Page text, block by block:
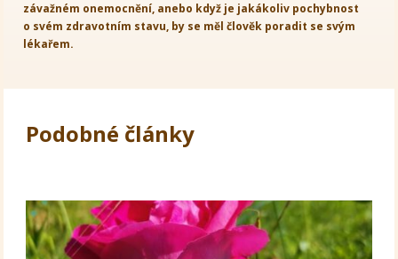
závažném onemocnění, anebo když je jakákoliv pochybnost
o svém zdravotním stavu, by se měl člověk poradit se svým
lékařem.
Podobné články